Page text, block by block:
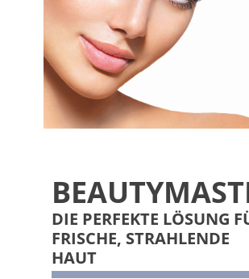
DIE PERFEKTE LÖSUNG
FRISCHE, STRAHLENDE
HAUT